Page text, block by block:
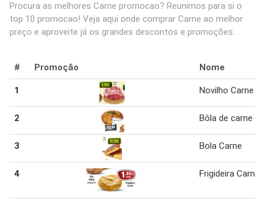
Procura as melhores Carne promocao? Reunimos para si o
top 10 promocao! Veja aqui onde comprar Carne ao melhor
preço e aproveite já os grandes descontos e promoções.
# Promoção Nome
1 Novilho Carne
2 Bôla de carne
3 Bola Carne
4 Frigideira Carne